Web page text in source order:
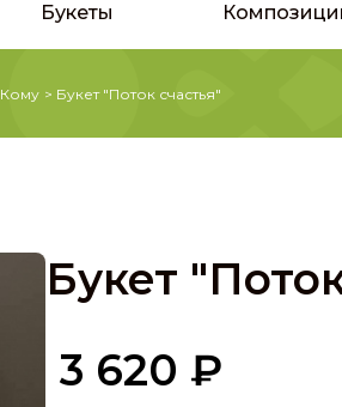
Букеты
Кому > Букет "Поток счастья"
Букет
3 620 ₽